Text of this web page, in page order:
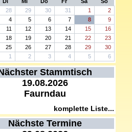
28 29 30 31 1
2
4
5 6 7 8
9
11
12 13 14 15
16
18
19 20 21 22
23
25
26 27 28 29
30
1
2 3 4 5 6
Stammtisch
19.08.2026
Faurndau
komplette Liste...
Nächste Termine